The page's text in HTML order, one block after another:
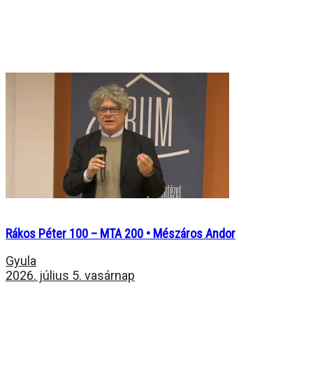
Rákos Péter 100 – MTA 200 • Mészáros Andor
Gyula
2026. július 5. vasárnap